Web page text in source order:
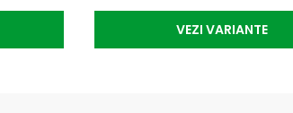
VEZI VARIANTE